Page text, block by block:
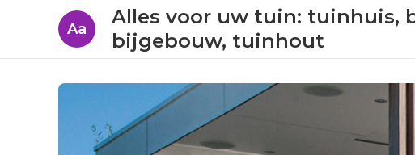
Aa
Alles voor uw tuin: tuinhuis,
bijgebouw, tuinhout